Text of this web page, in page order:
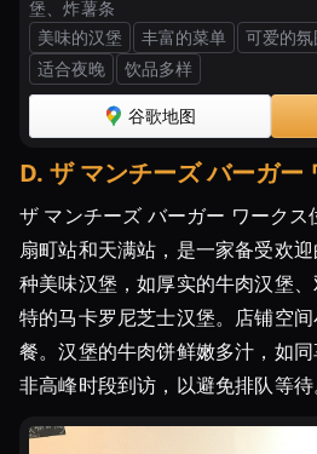
堡、炸薯条
美味的汉堡
丰富的菜单 可爱的氛
适合夜晚
饮品多样
谷歌地图
D. ザ マンチーズ バーガー
ザ マンチーズ バーガー ワーク
扇町站和天满站，是一家备受欢
种美味汉堡，如厚实的牛肉汉堡
特的马卡罗尼芝士汉堡。店铺空
餐。汉堡的牛肉饼鲜嫩多汁，如
非高峰时段到访，以避免排队等待